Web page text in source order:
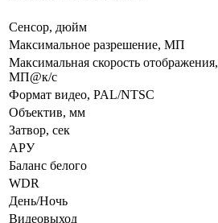
Сенсор, дюйм
Максимальное разрешение, МП
Максимальная скорость отображения,
МП@к/с
Формат видео, PAL/NTSC
Объектив, мм
Затвор, сек
АРУ
Баланс белого
WDR
День/Ночь
Видеовыход